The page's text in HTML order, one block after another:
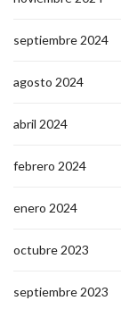
septiembre 2024
agosto 2024
abril 2024
febrero 2024
enero 2024
octubre 2023
septiembre 2023